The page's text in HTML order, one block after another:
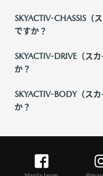
SKYACTIV-CHASSIS（
ですか？
SKYACTIV-DRIVE（ス
か？
SKYACTIV-BODY（ス
か？